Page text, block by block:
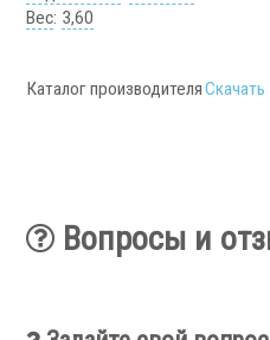
Скиммеры СОЖ
Сепараторы СОЖ
Вес: 3,60
Каталог производителяСкачать
Вопросы и